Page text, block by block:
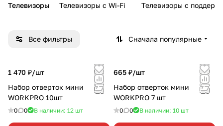
Телевизоры Телевизоры с Wi-Fi Телевизоры с
Все фильтры Сначала популярные
1 470 ₽/шт
Набор отверток мини
WORKPRO 10шт
0 0 В наличии: 12 шт
665 ₽/шт
Набор отверток мини
WORKPRO 7 шт
0 0 В наличии: 10 шт